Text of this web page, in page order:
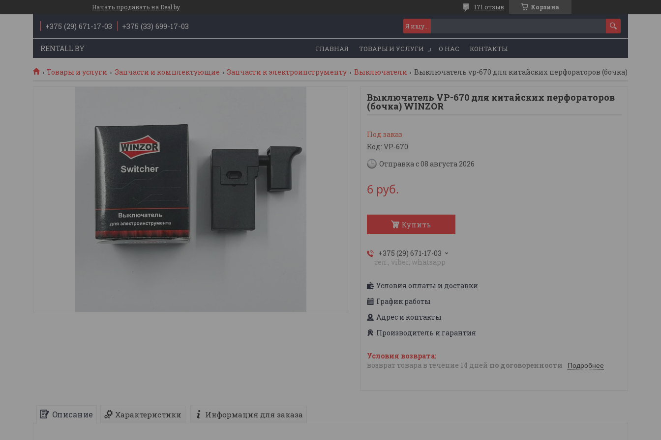
Начать продавать на Deal.by Корзина
171 отзыв
+375 (29) 671-17-03 +375 (33) 699-17-03
RENTALL.BY ГЛАВНАЯ ТОВАРЫ И УСЛУГИ О НАС КОНТАКТЫ
Товары и услуги Запчасти и комплектующие Запчасти к электроинструменту Выключатели Выключатель vp-670 для китайских перфораторов (бочка) winzor
Выключатель VP-670 для китайских перфораторов
(бочка) WINZOR
Под заказ
Код: VP-670
Отправка с 08 августа 2026
6 руб.
Купить
+375 (29) 671-17-03
тел., viber, whatsapp
Условия оплаты и доставки
График работы
Адрес и контакты
Производитель и гарантия
возврат товара в течение 14 дней по договоренности Подробнее
Описание Характеристики Информация для заказа